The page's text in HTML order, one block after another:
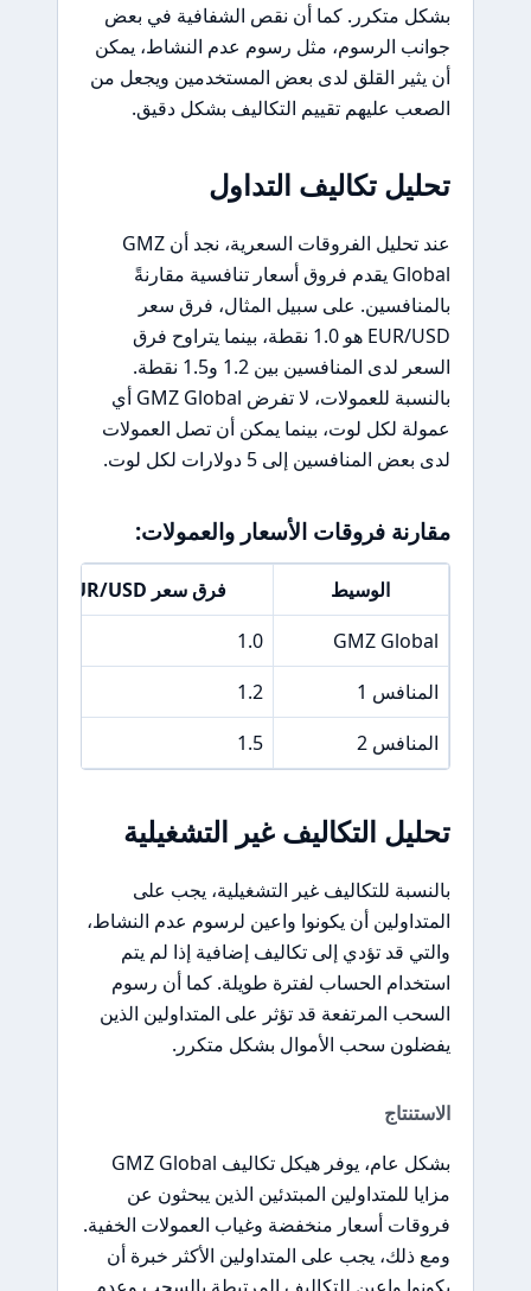
بشكل متكرر. كما أن نقص الشفافية في بعض
جوانب الرسوم، مثل رسوم عدم النشاط، يمكن
أن يثير القلق لدى بعض المستخدمين ويجعل من
الصعب عليهم تقييم التكاليف بشكل دقيق.
تحليل تكاليف التداول
عند تحليل الفروقات السعرية، نجد أن GMZ
Global يقدم فروق أسعار تنافسية مقارنةً
بالمنافسين. على سبيل المثال، فرق سعر
EUR/USD هو 1.0 نقطة، بينما يتراوح فرق
السعر لدى المنافسين بين 1.2 و1.5 نقطة.
بالنسبة للعمولات، لا تفرض GMZ Global أي
عمولة لكل لوت، بينما يمكن أن تصل العمولات
لدى بعض المنافسين إلى 5 دولارات لكل لوت.
مقارنة فروقات الأسعار والعمولات:
الوسيط
فرق سعر EUR/USD
GMZ Global
1.0
المنافس 1
1.2
المنافس 2
1.5
تحليل التكاليف غير التشغيلية
بالنسبة للتكاليف غير التشغيلية، يجب على
المتداولين أن يكونوا واعين لرسوم عدم النشاط،
والتي قد تؤدي إلى تكاليف إضافية إذا لم يتم
استخدام الحساب لفترة طويلة. كما أن رسوم
السحب المرتفعة قد تؤثر على المتداولين الذين
يفضلون سحب الأموال بشكل متكرر.
الاستنتاج
بشكل عام، يوفر هيكل تكاليف GMZ Global
مزايا للمتداولين المبتدئين الذين يبحثون عن
فروقات أسعار منخفضة وغياب العمولات الخفية.
ومع ذلك، يجب على المتداولين الأكثر خبرة أن